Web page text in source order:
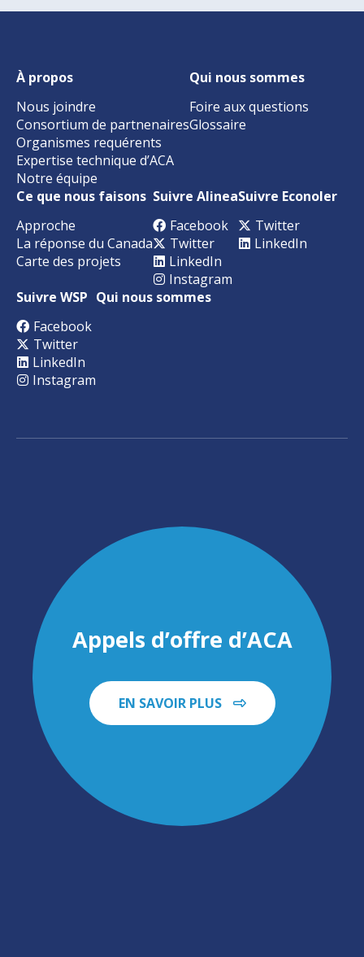
À propos
Nous joindre
Consortium de partnenaires
Organismes requérents
Expertise technique d’ACA
Notre équipe
Qui nous sommes
Foire aux questions
Glossaire
Ce que nous faisons
Approche
La réponse du Canada
Carte des projets
Suivre Alinea
Facebook
Twitter
LinkedIn
Instagram
Suivre Econoler
Twitter
LinkedIn
Suivre WSP
Facebook
Twitter
LinkedIn
Instagram
Qui nous sommes
Appels d’offre d’ACA
EN SAVOIR PLUS